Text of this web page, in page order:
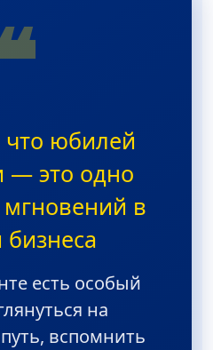
юбилей
— это одно
в
есть особый
на
вспомнить